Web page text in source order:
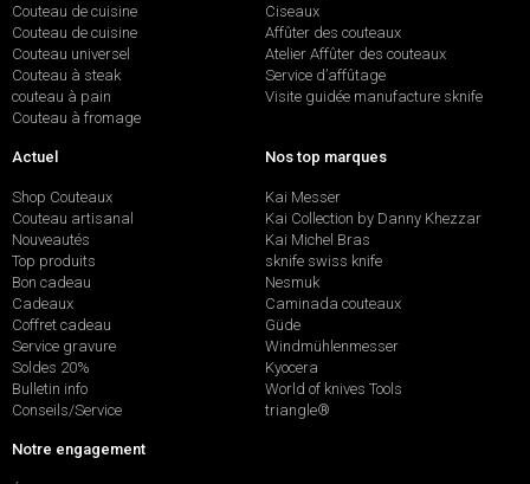
Couteau de cuisine
Couteau de cuisine
Couteau universel
Couteau à steak
couteau à pain
Couteau à fromage
Ciseaux
Affûter des couteaux
Atelier Affûter des couteaux
Service d’affûtage
Visite guidée manufacture sknife
Actuel
Shop Couteaux
Couteau artisanal
Nouveautés
Top produits
Bon cadeau
Cadeaux
Coffret cadeau
Service gravure
Soldes 20%
Bulletin info
Conseils/Service
Nos top marques
Kai Messer
Kai Collection by Danny Khezzar
Kai Michel Bras
sknife swiss knife
Nesmuk
Caminada couteaux
Güde
Windmühlenmesser
Kyocera
World of knives Tools
triangle®
Notre engagement